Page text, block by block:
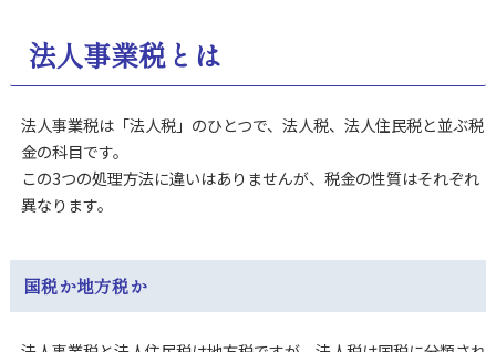
法人事業税とは
法人事業税は「法人税」のひとつで、法人税、法人住民税と並ぶ税
金の科目です。
この3つの処理方法に違いはありませんが、税金の性質はそれぞれ
異なります。
国税か地方税か